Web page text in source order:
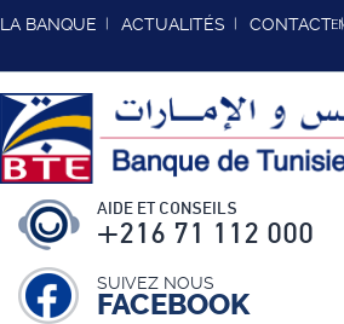
LA BANQUE ACTUALITÉS CONTACT
AIDE ET CONSEILS
+216 71 112 000
SUIVEZ NOUS
FACEBOOK